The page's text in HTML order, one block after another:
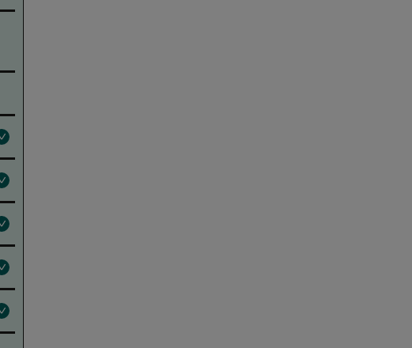
ut
Fäll
ut
1
-
Förberedelser
Fäll
ut
2
-
Samla
information
Fäll
ut
3
-
Analysera
Fäll
ut
4
-
Söka
Fäll
ut